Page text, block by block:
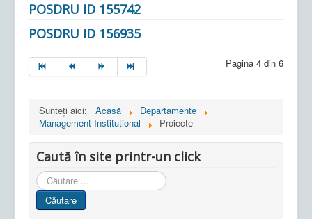
POSDRU ID 155742
POSDRU ID 156935
Pagina 4 din 6
Sunteți aici: Acasă
Departamente
Management Institutional
Proiecte
Caută în site printr-un click
Cauta
in
site
Căutare